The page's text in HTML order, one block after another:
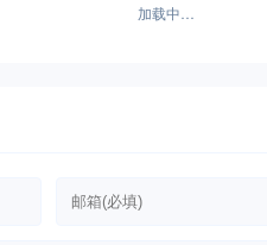
加载中…